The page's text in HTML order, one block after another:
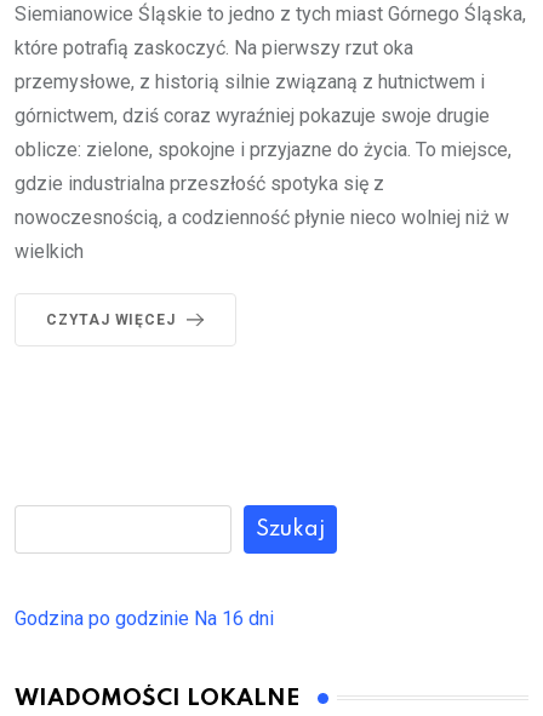
Siemianowice Śląskie to jedno z tych miast Górnego Śląska,
które potrafią zaskoczyć. Na pierwszy rzut oka
przemysłowe, z historią silnie związaną z hutnictwem i
górnictwem, dziś coraz wyraźniej pokazuje swoje drugie
oblicze: zielone, spokojne i przyjazne do życia. To miejsce,
gdzie industrialna przeszłość spotyka się z
nowoczesnością, a codzienność płynie nieco wolniej niż w
wielkich
CZYTAJ WIĘCEJ
Szukaj
Godzina po godzinie Na 16 dni
WIADOMOŚCI LOKALNE